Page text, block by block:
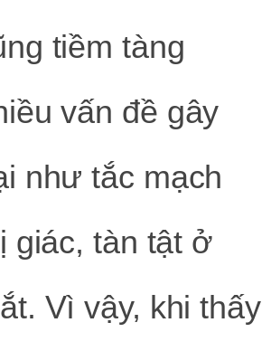
tiềm tàng
vấn đề gây
như tắc mạch
giác, tàn tật ở
Vì vậy, khi thấy